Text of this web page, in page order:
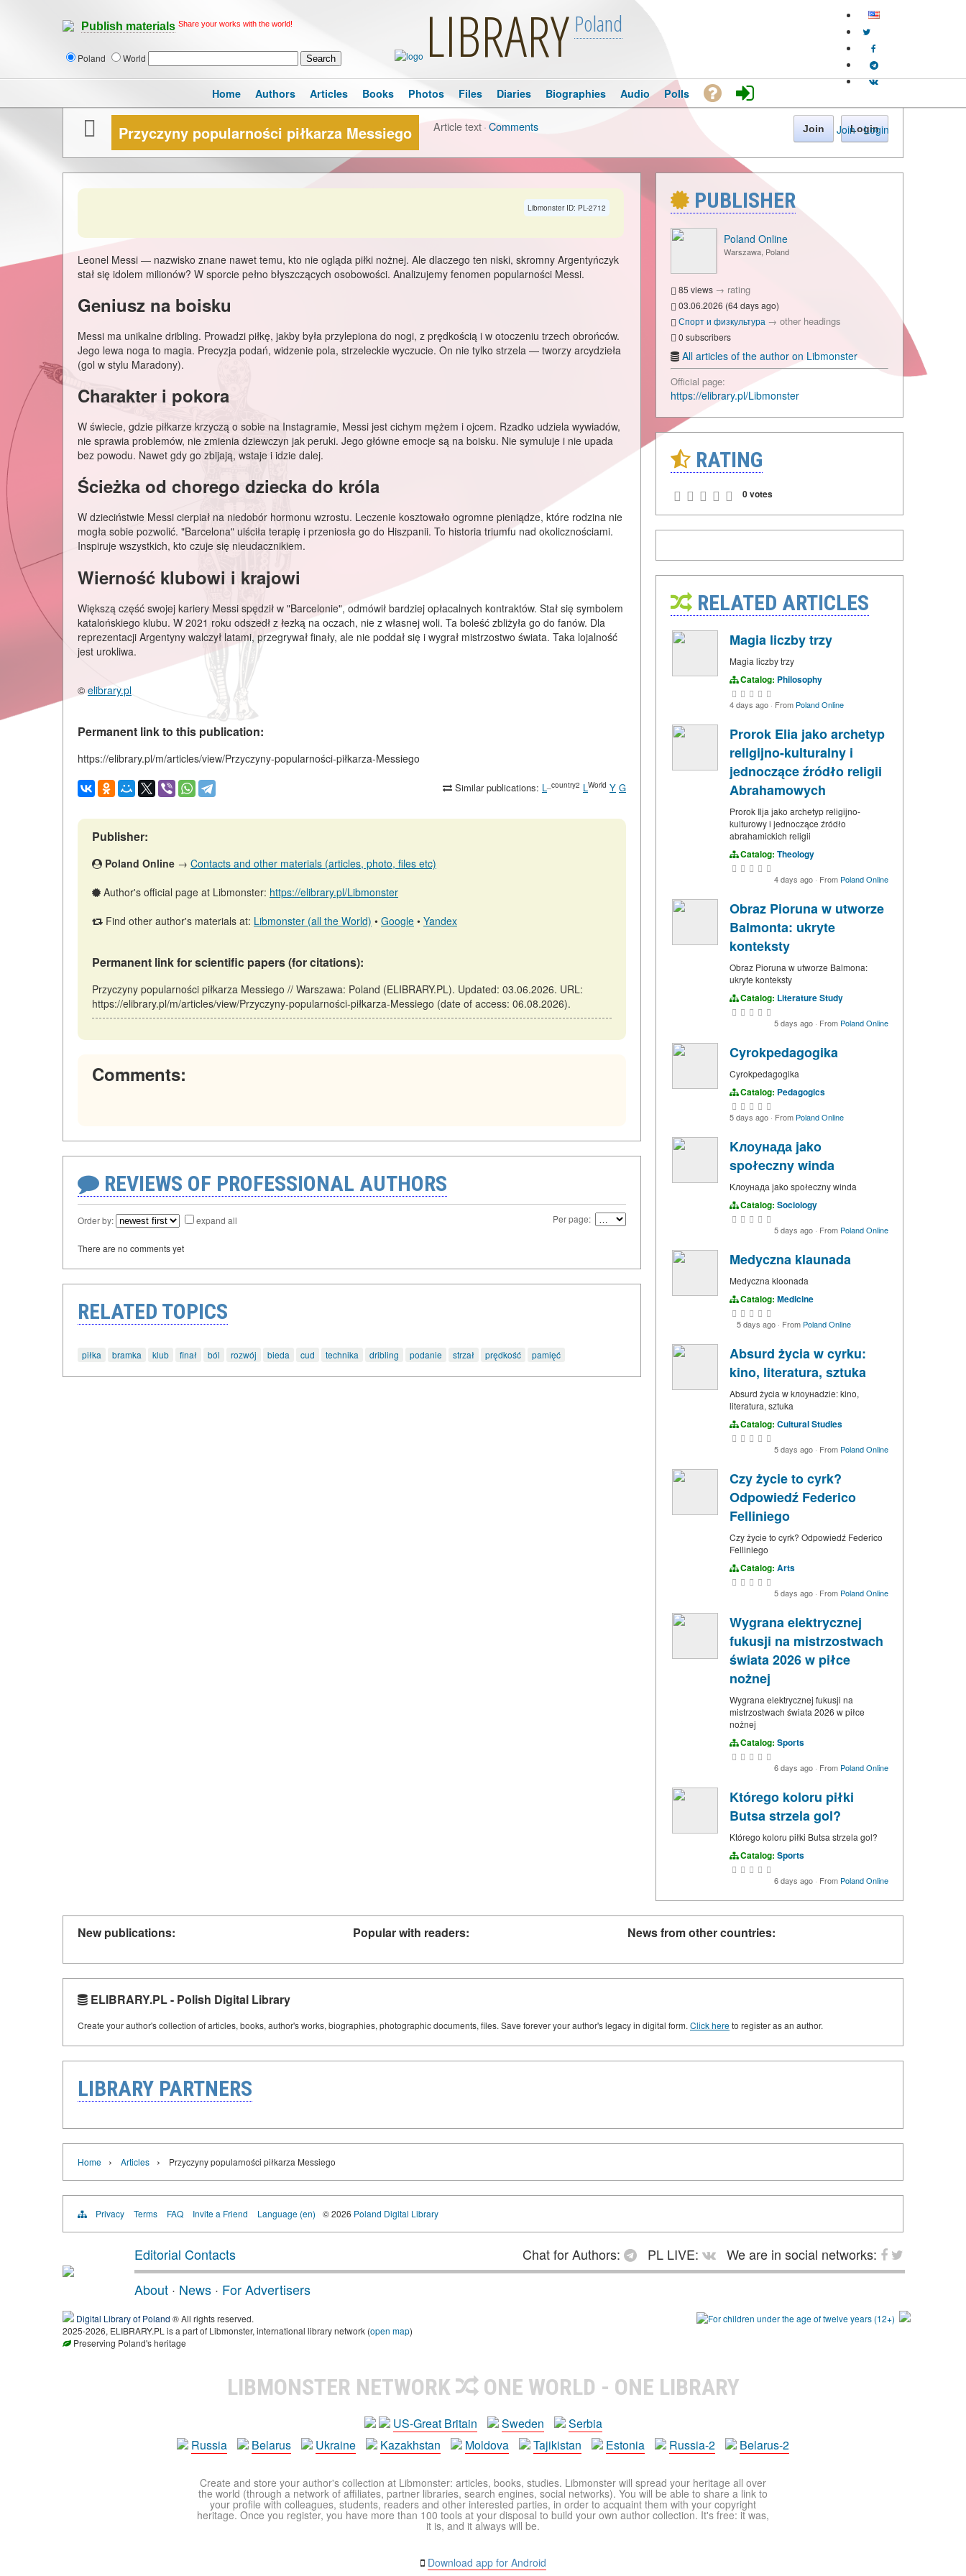
Publish materials Share your works with the world!
Poland World LIBRARY Poland
Join · Login
Home Authors Articles Books Photos Files Diaries Biographies Audio Polls
Przyczyny popularności piłkarza Messiego Article text·Comments Join Login
Libmonster ID: PL-2712
Leonel Messi — nazwisko znane nawet temu, kto nie ogląda piłki nożnej. Ale dlaczego ten niski, skromny Argentyńczyk
stał się idolem milionów? W sporcie pełno błyszczących osobowości. Analizujemy fenomen popularności Messi.
Geniusz na boisku
Messi ma unikalne dribling. Prowadzi piłkę, jakby była przylepiona do nogi, z prędkością i w otoczeniu trzech obrońców.
Jego lewa noga to magia. Precyzja podań, widzenie pola, strzeleckie wyczucie. On nie tylko strzela — tworzy arcydzieła
(gol w stylu Maradony).
Charakter i pokora
W świecie, gdzie piłkarze krzyczą o sobie na Instagramie, Messi jest cichym mężem i ojcem. Rzadko udziela wywiadów,
nie sprawia problemów, nie zmienia dziewczyn jak peruki. Jego główne emocje są na boisku. Nie symuluje i nie upada
bez powodu. Nawet gdy go zbijają, wstaje i idzie dalej.
Ścieżka od chorego dziecka do króla
W dzieciństwie Messi cierpiał na niedobór hormonu wzrostu. Leczenie kosztowało ogromne pieniądze, które rodzina nie
mogła sobie pozwolić. "Barcelona" uiściła terapię i przeniosła go do Hiszpanii. To historia triumfu nad okolicznościami.
Inspiruje wszystkich, kto czuje się nieudacznikiem.
Wierność klubowi i krajowi
Większą część swojej kariery Messi spędził w "Barcelonie", odmówił bardziej opłacalnych kontraktów. Stał się symbolem
katalońskiego klubu. W 2021 roku odszedł z łezką na oczach, nie z własnej woli. Ta boleść zbliżyła go do fanów. Dla
reprezentacji Argentyny walczył latami, przegrywał finały, ale nie poddał się i wygrał mistrzostwo świata. Taka lojalność
jest urokliwa.
© elibrary.pl
Permanent link to this publication:
https://elibrary.pl/m/articles/view/Przyczyny-popularności-piłkarza-Messiego
Similar publications: L _country2 LWorld Y G
Publisher:
Poland Online → Contacts and other materials (articles, photo, files etc)
Author's official page at Libmonster: https://elibrary.pl/Libmonster
Find other author's materials at: Libmonster (all the World) • Google • Yandex
Permanent link for scientific papers (for citations):
Przyczyny popularności piłkarza Messiego // Warszawa: Poland (ELIBRARY.PL). Updated: 03.06.2026. URL:
https://elibrary.pl/m/articles/view/Przyczyny-popularności-piłkarza-Messiego (date of access: 06.08.2026).
Comments:
REVIEWS OF PROFESSIONAL AUTHORS
Order by: expand all Per page:
There are no comments yet
RELATED TOPICS
piłka bramka klub finał ból rozwój bieda cud technika dribling podanie strzał prędkość pamięć
PUBLISHER
Poland Online
Warszawa, Poland
85 views → rating
03.06.2026 (64 days ago)
Спорт и физкультура → other headings
0 subscribers
All articles of the author on Libmonster
Official page:
https://elibrary.pl/Libmonster
RATING
0 votes
RELATED ARTICLES
Magia liczby trzy
Magia liczby trzy
Catalog: Philosophy
4 days ago · From Poland Online
Prorok Elia jako archetyp
religijno-kulturalny i
jednoczące źródło religii
Abrahamowych
Prorok Ilja jako archetyp religijno-
kulturowy i jednoczące źródło
abrahamickich religii
Catalog: Theology
4 days ago · From Poland Online
Obraz Pioruna w utworze
Balmonta: ukryte
konteksty
Obraz Pioruna w utworze Balmona:
ukryte konteksty
Catalog: Literature Study
5 days ago · From Poland Online
Cyrokpedagogika
Cyrokpedagogika
Catalog: Pedagogics
5 days ago · From Poland Online
Kлоунада jako
społeczny winda
Kлоунада jako społeczny winda
Catalog: Sociology
5 days ago · From Poland Online
Medyczna klaunada
Medyczna kloonada
Catalog: Medicine
5 days ago · From Poland Online
Absurd życia w cyrku:
kino, literatura, sztuka
Absurd życia w kлоунadzie: kino,
literatura, sztuka
Catalog: Cultural Studies
5 days ago · From Poland Online
Czy życie to cyrk?
Odpowiedź Federico
Felliniego
Czy życie to cyrk? Odpowiedź Federico
Felliniego
Catalog: Arts
5 days ago · From Poland Online
Wygrana elektrycznej
fukusji na mistrzostwach
świata 2026 w piłce
nożnej
Wygrana elektrycznej fukusji na
mistrzostwach świata 2026 w piłce
nożnej
Catalog: Sports
6 days ago · From Poland Online
Którego koloru piłki
Butsa strzela gol?
Którego koloru piłki Butsa strzela gol?
Catalog: Sports
6 days ago · From Poland Online
New publications: Popular with readers: News from other countries:
ELIBRARY.PL - Polish Digital Library
Create your author's collection of articles, books, author's works, biographies, photographic documents, files. Save forever your author's legacy in digital form.Click hereto register as an author.
LIBRARY PARTNERS
Home › Articles › Przyczyny popularności piłkarza Messiego
Privacy Terms FAQ Invite a Friend Language (en) © 2026 Poland Digital Library
Editorial Contacts Chat for Authors: PL LIVE:
We are in social networks:
About · News · For Advertisers
Digital Library of Poland ® All rights reserved.
2025-2026, ELIBRARY.PL is a part of Libmonster, international library network (open map)
Preserving Poland's heritage
LIBMONSTER NETWORK ONE WORLD - ONE LIBRARY
US-Great Britain Sweden
Serbia
Russia
Belarus Ukraine Kazakhstan Moldova Tajikistan Estonia Russia-2 Belarus-2
Create and store your author's collection at Libmonster: articles, books, studies. Libmonster will spread your heritage all over
the world (through a network of affiliates, partner libraries, search engines, social networks). You will be able to share a link to
your profile with colleagues, students, readers and other interested parties, in order to acquaint them with your copyright
heritage. Once you register, you have more than 100 tools at your disposal to build your own author collection. It's free: it was,
it is, and it always will be.
Download app for Android